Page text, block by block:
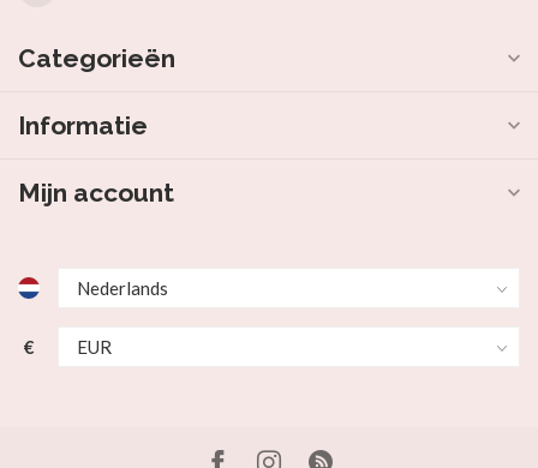
Categorieën
Informatie
Mijn account
€